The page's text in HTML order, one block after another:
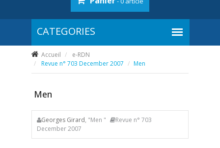
Accueil
e-RDN
Revue n° 703 December 2007
Men
Men
Georges Girard, "Men "
Revue n° 703
December 2007